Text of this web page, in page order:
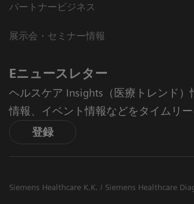
パートナービジネス
展示会・セミナー情報
Eニュースレター
ヘルスケア Insights（医療トレンド
情報、イベント情報などをタイムリー
登録
Siemens Healthcare K.K. / Siemens Healthcare